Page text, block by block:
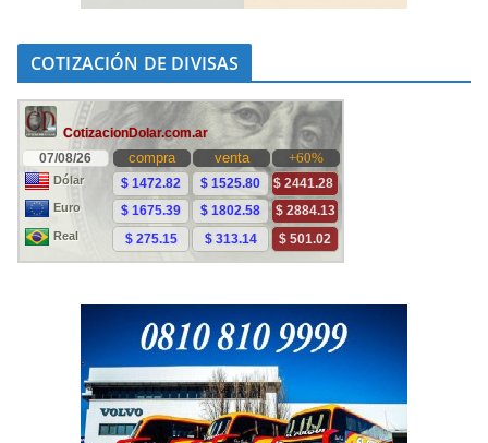
COTIZACIÓN DE DIVISAS